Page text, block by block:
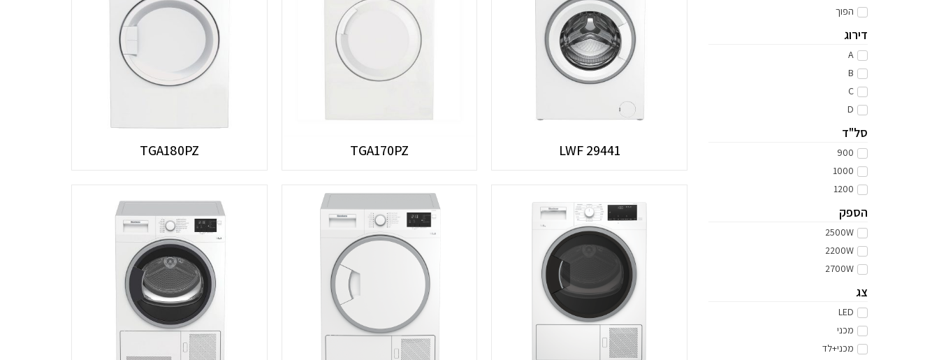
הפוך
דירוג
A
B
C
D
סל"ד
900
1000
1200
הספק
2500W
2200W
2700W
צג
LED
מכני
מכני+לד
LWF 29441
TGA170PZ
TGA180PZ